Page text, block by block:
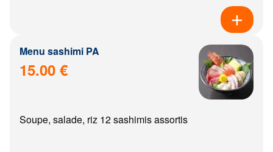
Menu sashimi PA
15.00 €
Soupe, salade, riz 12 sashimis assortis